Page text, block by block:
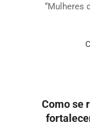
“Mulheres
Como se